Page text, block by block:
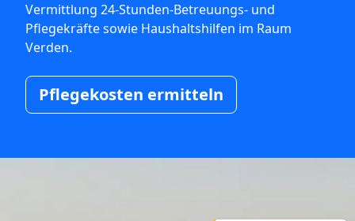
Vermittlung 24-Stunden-Betreuungs- und
Pflegekräfte sowie Haushaltshilfen im Raum
Verden.
Pflegekosten ermitteln